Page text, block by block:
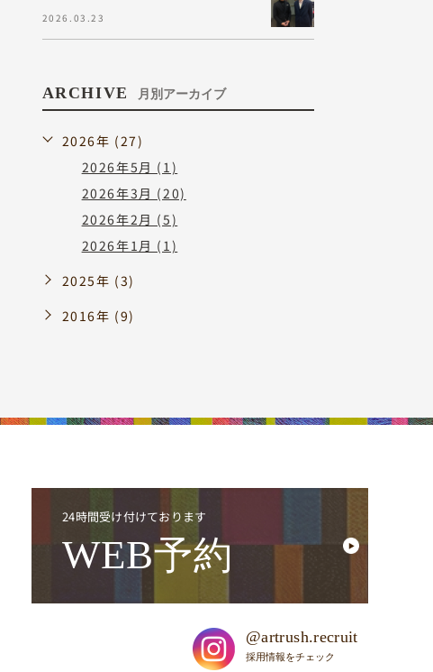
2026.03.23
ARCHIVE 月別アーカイブ
2026年 (27)
2026年5月 (1)
2026年3月 (20)
2026年2月 (5)
2026年1月 (1)
2025年 (3)
2016年 (9)
24時間受け付けております
WEB予約
@artrush.recruit
採用情報をチェック